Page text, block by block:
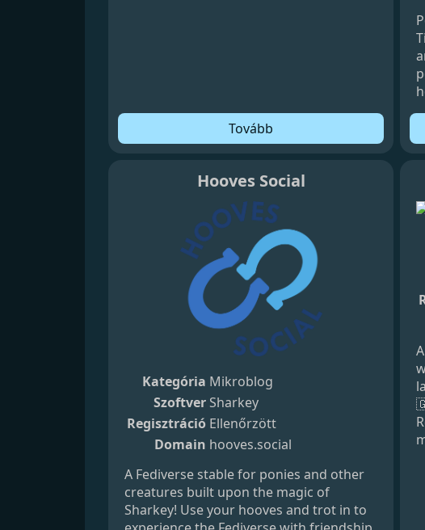
Tovább
Hooves Social
Kategória Mikroblog
Szoftver Sharkey
Regisztráció Ellenőrzött
Domain hooves.social
A Fediverse stable for ponies and other
creatures built upon the magic of
Sharkey! Use your hooves and trot in to